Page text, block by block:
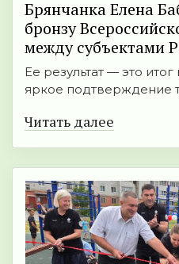
Брянчанка Елена
бронзу
между субъектами
Ее результат — это
яркое подтверждение
Читать далее